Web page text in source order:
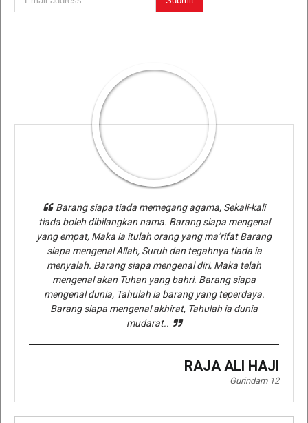
Barang siapa tiada memegang agama, Sekali-kali
tiada boleh dibilangkan nama. Barang siapa mengenal
yang empat, Maka ia itulah orang yang ma’rifat Barang
siapa mengenal Allah, Suruh dan tegahnya tiada ia
menyalah. Barang siapa mengenal diri, Maka telah
mengenal akan Tuhan yang bahri. Barang siapa
mengenal dunia, Tahulah ia barang yang teperdaya.
Barang siapa mengenal akhirat, Tahulah ia dunia
mudarat..
RAJA ALI HAJI
Gurindam 12